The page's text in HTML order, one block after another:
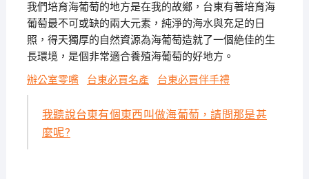
我們培育海葡萄的地方是在我的故鄉，台東有著培育海
葡萄最不可或缺的兩大元素，純淨的海水與充足的日
照，得天獨厚的自然資源為海葡萄造就了一個絶佳的生
長環境，是個非常適合養殖海葡萄的好地方。
辦公室零嘴
台東必買名產 台東必買伴手禮
我聽說台東有個東西叫做海葡萄，請問那是甚
麼呢?